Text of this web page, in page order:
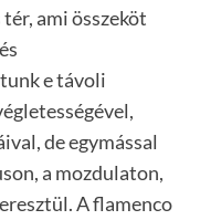
ami összeköt
e távoli
de egymással
a mozdulaton,
A flamenco